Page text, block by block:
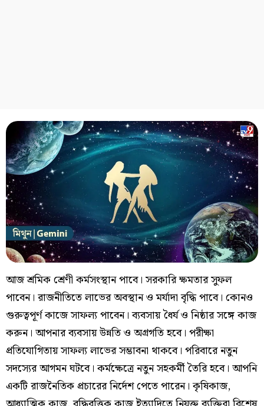
আজ শ্রমিক শ্রেণী কর্মসংস্থান পাবে। সরকারি ক্ষমতার সুফল
পাবেন। রাজনীতিতে লাভের অবস্থান ও মর্যাদা বৃদ্ধি পাবে। কোনও
গুরুত্বপূর্ণ কাজে সাফল্য পাবেন। ব্যবসায় ধৈর্য ও নিষ্ঠার সঙ্গে কাজ
করুন। আপনার ব্যবসায় উন্নতি ও অগ্রগতি হবে। পরীক্ষা
প্রতিযোগিতায় সাফল্য লাভের সম্ভাবনা থাকবে। পরিবারে নতুন
সদস্যের আগমন ঘটবে। কর্মক্ষেত্রে নতুন সহকর্মী তৈরি হবে। আপনি
একটি রাজনৈতিক প্রচারের নির্দেশ পেতে পারেন। কৃষিকাজ,